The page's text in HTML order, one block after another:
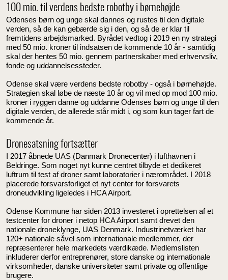
100 mio. til verdens bedste robotby i børnehøjde
Odenses børn og unge skal dannes og rustes til den digitale
verden, så de kan gebærde sig i den, og så de er klar til
fremtidens arbejdsmarked. Byrådet vedtog i 2019 en ny strategi
med 50 mio. kroner til indsatsen de kommende 10 år - samtidig
skal der hentes 50 mio. gennem partnerskaber med erhvervsliv,
fonde og uddannelsessteder.
Odense skal være verdens bedste robotby - også i børnehøjde.
Strategien skal løbe de næste 10 år og vil med op mod 100 mio.
kroner i ryggen danne og uddanne Odenses børn og unge til den
digitale verden, de allerede står midt i, og som kun tager fart de
kommende år.
Dronesatsning fortsætter
I 2017 åbnede UAS (Danmark Dronecenter) i lufthavnen i
Beldringe. Som noget nyt kunne centret tilbyde et dedikeret
luftrum til test af droner samt laboratorier i nærområdet. I 2018
placerede forsvarsforliget et nyt center for forsvarets
droneudvikling ligeledes i HCA Airport.
Odense Kommune har siden 2013 investeret i oprettelsen af et
testcenter for droner i netop HCA Airport samt drevet den
nationale droneklynge, UAS Denmark. Industrinetværket har
120+ nationale såvel som internationale medlemmer, der
repræsenterer hele markedets værdikæde. Medlemslisten
inkluderer derfor entreprenører, store danske og internationale
virksomheder, danske universiteter samt private og offentlige
brugere.